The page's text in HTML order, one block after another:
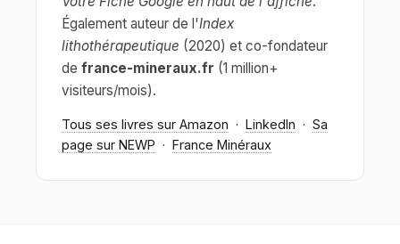
Également auteur de l'Index
lithothérapeutique (2020) et co-fondateur
de france-mineraux.fr (1 million+
visiteurs/mois).
Tous ses livres sur Amazon · LinkedIn · Sa
page sur NEWP · France Minéraux